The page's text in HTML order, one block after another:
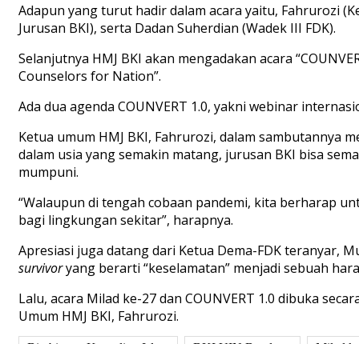
Adapun yang turut hadir dalam acara yaitu, Fahrurozi
Jurusan BKI), serta Dadan Suherdian (Wadek III FDK).
Selanjutnya HMJ BKI akan mengadakan acara
Counselors for Nation”.
Ada dua agenda COUNVERT 1.0, yakni webinar
Ketua umum HMJ BKI, Fahrurozi, dalam sambutannya
dalam usia yang semakin matang, jurusan BKI bisa
mumpuni.
“Walaupun di tengah cobaan pandemi, kita berharap
bagi lingkungan sekitar”, harapnya.
Apresiasi juga datang dari Ketua Dema-FDK teranyar,
survivoryang berarti “keselamatan” menjadi sebuah
Lalu, acara Milad ke-27 dan COUNVERT 1.0 dibuka
Umum HMJ BKI, Fahrurozi.